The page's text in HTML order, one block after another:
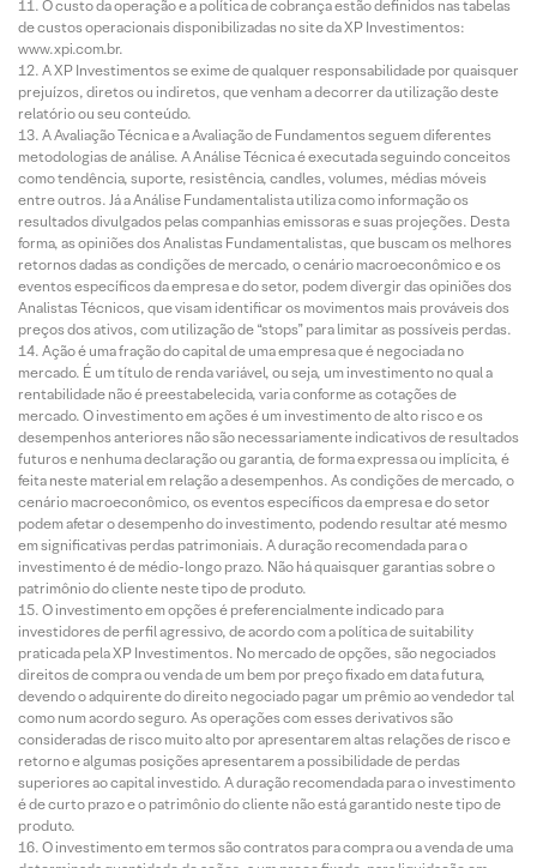
O custo da operação e a política de cobrança estão definidos nas tabelas
de custos operacionais disponibilizadas no site da XP Investimentos:
www.xpi.com.br.
A XP Investimentos se exime de qualquer responsabilidade por quaisquer
prejuízos, diretos ou indiretos, que venham a decorrer da utilização deste
relatório ou seu conteúdo.
A Avaliação Técnica e a Avaliação de Fundamentos seguem diferentes
metodologias de análise. A Análise Técnica é executada seguindo conceitos
como tendência, suporte, resistência, candles, volumes, médias móveis
entre outros. Já a Análise Fundamentalista utiliza como informação os
resultados divulgados pelas companhias emissoras e suas projeções. Desta
forma, as opiniões dos Analistas Fundamentalistas, que buscam os melhores
retornos dadas as condições de mercado, o cenário macroeconômico e os
eventos específicos da empresa e do setor, podem divergir das opiniões dos
Analistas Técnicos, que visam identificar os movimentos mais prováveis dos
preços dos ativos, com utilização de “stops” para limitar as possíveis perdas.
Ação é uma fração do capital de uma empresa que é negociada no
mercado. É um título de renda variável, ou seja, um investimento no qual a
rentabilidade não é preestabelecida, varia conforme as cotações de
mercado. O investimento em ações é um investimento de alto risco e os
desempenhos anteriores não são necessariamente indicativos de resultados
futuros e nenhuma declaração ou garantia, de forma expressa ou implícita, é
feita neste material em relação a desempenhos. As condições de mercado, o
cenário macroeconômico, os eventos específicos da empresa e do setor
podem afetar o desempenho do investimento, podendo resultar até mesmo
em significativas perdas patrimoniais. A duração recomendada para o
investimento é de médio-longo prazo. Não há quaisquer garantias sobre o
patrimônio do cliente neste tipo de produto.
O investimento em opções é preferencialmente indicado para
investidores de perfil agressivo, de acordo com a política de suitability
praticada pela XP Investimentos. No mercado de opções, são negociados
direitos de compra ou venda de um bem por preço fixado em data futura,
devendo o adquirente do direito negociado pagar um prêmio ao vendedor tal
como num acordo seguro. As operações com esses derivativos são
consideradas de risco muito alto por apresentarem altas relações de risco e
retorno e algumas posições apresentarem a possibilidade de perdas
superiores ao capital investido. A duração recomendada para o investimento
é de curto prazo e o patrimônio do cliente não está garantido neste tipo de
produto.
O investimento em termos são contratos para compra ou a venda de uma